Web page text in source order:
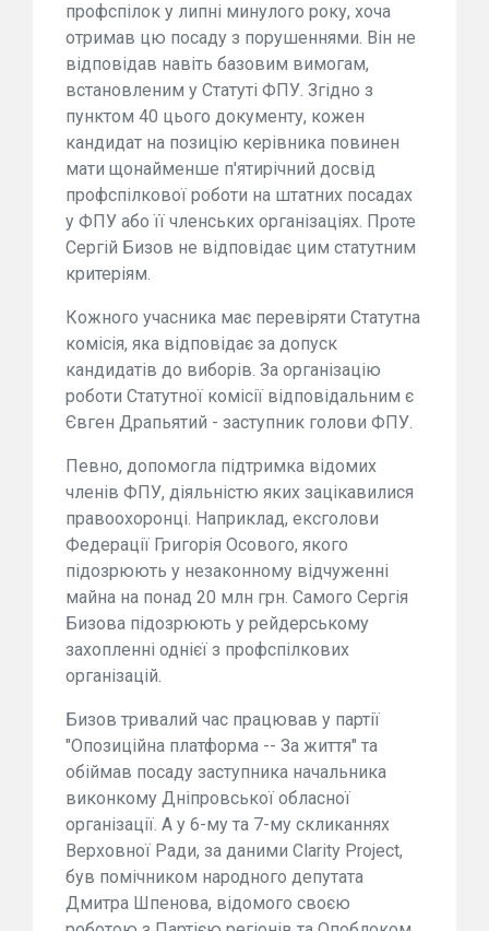
профспілок у липні минулого року, хоча
отримав цю посаду з порушеннями. Він не
відповідав навіть базовим вимогам,
встановленим у Статуті ФПУ. Згідно з
пунктом 40 цього документу, кожен
кандидат на позицію керівника повинен
мати щонайменше п'ятирічний досвід
профспілкової роботи на штатних посадах
у ФПУ або її членських організаціях. Проте
Сергій Бизов не відповідає цим статутним
критеріям.
Кожного учасника має перевіряти Статутна
комісія, яка відповідає за допуск
кандидатів до виборів. За організацію
роботи Статутної комісії відповідальним є
Євген Драпьятий - заступник голови ФПУ.
Певно, допомогла підтримка відомих
членів ФПУ, діяльністю яких зацікавилися
правоохоронці. Наприклад, ексголови
Федерації Григорія Осового, якого
підозрюють у незаконному відчуженні
майна на понад 20 млн грн. Самого Сергія
Бизова підозрюють у рейдерському
захопленні однієї з профспілкових
організацій.
Бизов тривалий час працював у партії
"Опозиційна платформа -- За життя" та
обіймав посаду заступника начальника
виконкому Дніпровської обласної
організації. А у 6-му та 7-му скликаннях
Верховної Ради, за даними Clarity Project,
був помічником народного депутата
Дмитра Шпенова, відомого своєю